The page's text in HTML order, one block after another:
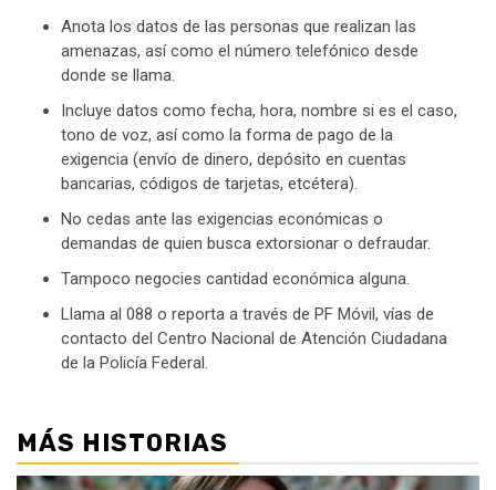
Anota los datos de las personas que realizan las
amenazas, así como el número telefónico desde
donde se llama.
Incluye datos como fecha, hora, nombre si es el caso,
tono de voz, así como la forma de pago de la
exigencia (envío de dinero, depósito en cuentas
bancarias, códigos de tarjetas, etcétera).
No cedas ante las exigencias económicas o
demandas de quien busca extorsionar o defraudar.
Tampoco negocies cantidad económica alguna.
Llama al 088 o reporta a través de PF Móvil, vías de
contacto del Centro Nacional de Atención Ciudadana
de la Policía Federal.
MÁS HISTORIAS